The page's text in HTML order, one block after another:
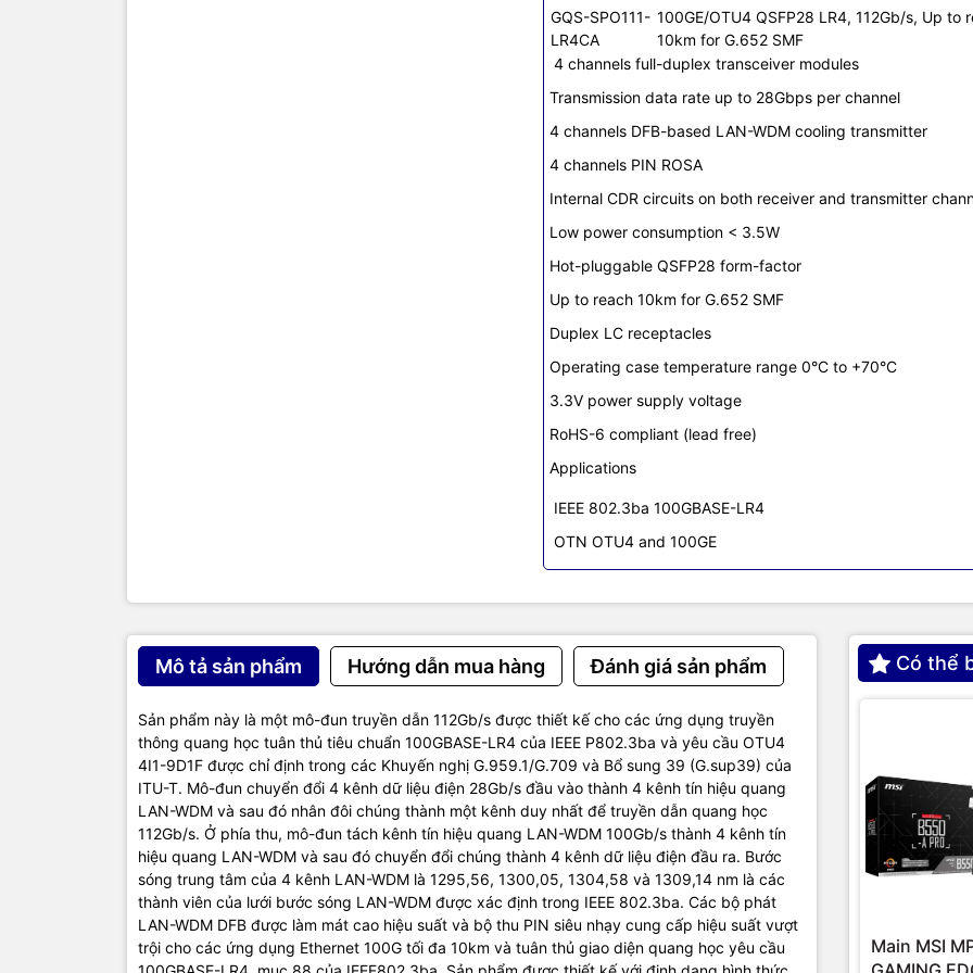
GQS-SPO111-
LR4CA
100GE/OTU4 QSFP28 LR4, 112Gb/s, Up to
10km for G.652 SMF
4 channels full-duplex transceiver modules
Transmission data rate up to 28Gbps per channel
4 channels DFB-based LAN-WDM cooling transmitter
4 channels PIN ROSA
Internal CDR circuits on both receiver and transmitter
Low power consumption < 3.5W
Hot-pluggable QSFP28 form-factor
Up to reach 10km for G.652 SMF
Duplex LC receptacles
Operating case temperature range 0°C to +70°C
3.3V power supply voltage
RoHS-6 compliant (lead free)
Applications
IEEE 802.3ba 100GBASE-LR4
OTN OTU4 and 100GE
Mô tả sản phẩm Hướng dẫn mua hàng Đánh giá sản phẩm
Sản phẩm này là một mô-đun truyền dẫn 112Gb/s được thiết kế cho các ứng dụng truyền
thông quang học tuân thủ tiêu chuẩn 100GBASE-LR4 của IEEE P802.3ba và yêu cầu OTU4
4I1-9D1F được chỉ định trong các Khuyến nghị G.959.1/G.709 và Bổ sung 39 (G.sup39) của
ITU-T. Mô-đun chuyển đổi 4 kênh dữ liệu điện 28Gb/s đầu vào thành 4 kênh tín hiệu quang
LAN-WDM và sau đó nhân đôi chúng thành một kênh duy nhất để truyền dẫn quang học
112Gb/s. Ở phía thu, mô-đun tách kênh tín hiệu quang LAN-WDM 100Gb/s thành 4 kênh tín
hiệu quang LAN-WDM và sau đó chuyển đổi chúng thành 4 kênh dữ liệu điện đầu ra. Bước
sóng trung tâm của 4 kênh LAN-WDM là 1295,56, 1300,05, 1304,58 và 1309,14 nm là các
thành viên của lưới bước sóng LAN-WDM được xác định trong IEEE 802.3ba. Các bộ phát
LAN-WDM DFB được làm mát cao hiệu suất và bộ thu PIN siêu nhạy cung cấp hiệu suất vượt
trội cho các ứng dụng Ethernet 100G tối đa 10km và tuân thủ giao diện quang học yêu cầu
Có thể
Main MSI